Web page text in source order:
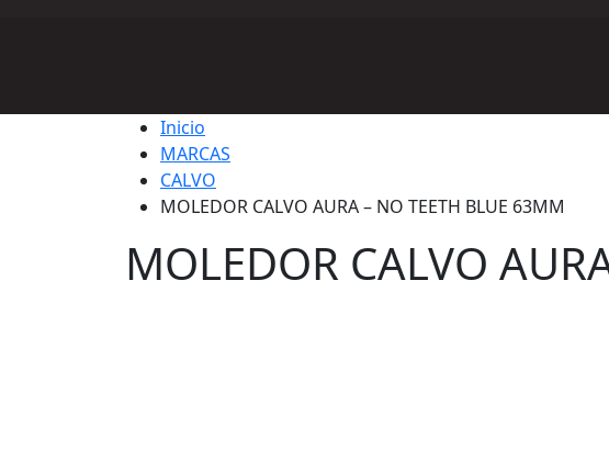
Inicio
MARCAS
CALVO
MOLEDOR CALVO AURA – NO TEETH BLUE 63MM
MOLEDOR CALVO